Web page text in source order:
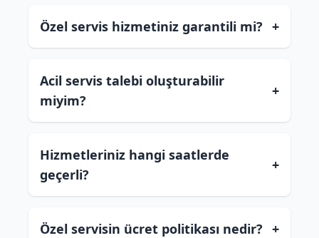
Özel servis hizmetiniz garantili mi? +
Acil servis talebi oluşturabilir
miyim?
+
Hizmetleriniz hangi saatlerde
geçerli?
+
Özel servisin ücret politikası nedir? +